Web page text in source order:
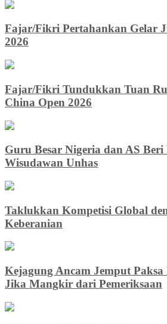
Fajar/Fikri Pertahankan Gelar
2026
Fajar/Fikri Tundukkan Tuan
China Open 2026
Guru Besar Nigeria dan AS
Wisudawan Unhas
Taklukkan Kompetisi Global
Keberanian
Kejagung Ancam Jemput
Jika Mangkir dari Pemeriksaan